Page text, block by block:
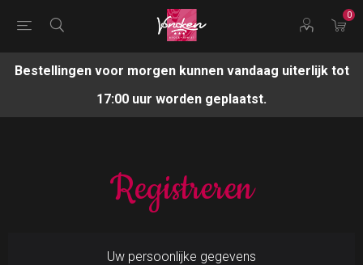
0
Bestellingen voor morgen kunnen vandaag uiterlijk tot
17:00 uur worden geplaatst.
Registreren
Uw persoonlijke gegevens